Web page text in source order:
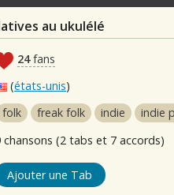
au ukulélé
24fans
(états-unis)
folk
freak folk indie indie
chansons (2 tabs et 7 accords)
Ajouter une Tab